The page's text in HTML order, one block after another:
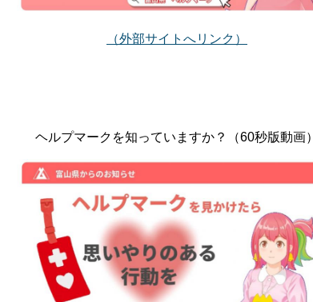
（外部サイトへリンク）
ヘルプマークを知っていますか？（60秒版動画）